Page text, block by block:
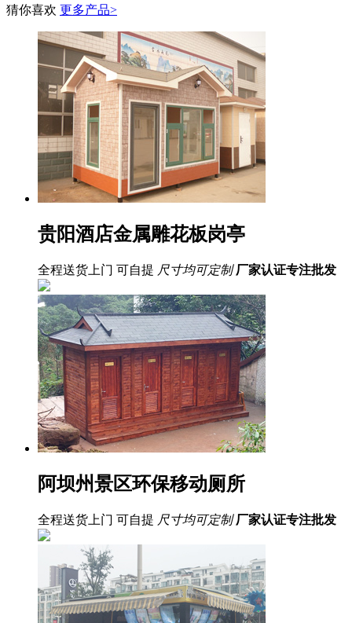
猜你喜欢 更多产品>
贵阳酒店金属雕花板岗亭
全程送货上门 可自提 尺寸均可定制 厂家认证专注批发
阿坝州景区环保移动厕所
全程送货上门 可自提 尺寸均可定制 厂家认证专注批发